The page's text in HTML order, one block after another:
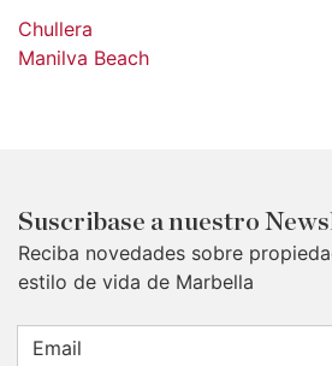
Chullera
Manilva Beach
Suscribase a nuestro
Reciba novedades sobre
estilo de vida de Marbella